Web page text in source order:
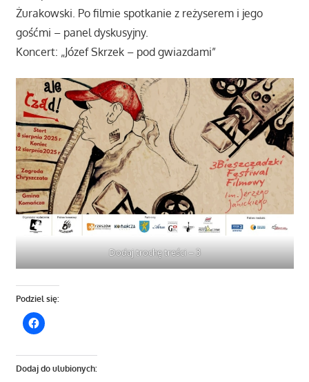
Żurakowski. Po filmie spotkanie z reżyserem i jego
gośćmi – panel dyskusyjny.
Koncert: „Józef Skrzek – pod gwiazdami”
Dodaj trochę treści – 3
Podziel się:
Dodaj do ulubionych: